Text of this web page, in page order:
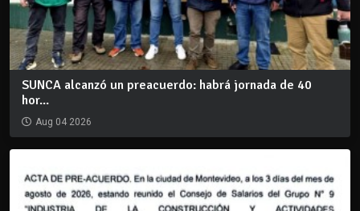
SUNCA alcanzó un preacuerdo: habrá jornada de 40
hor...
Aug 04 2026